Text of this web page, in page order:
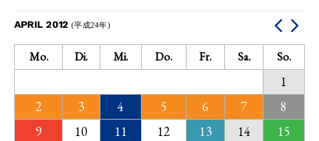
APRIL 2012 (平成24年)
Mo. Di. Mi. Do. Fr. Sa. So.
1
2
3 4 5 6 7
8
9
10 11 12 13 14
15